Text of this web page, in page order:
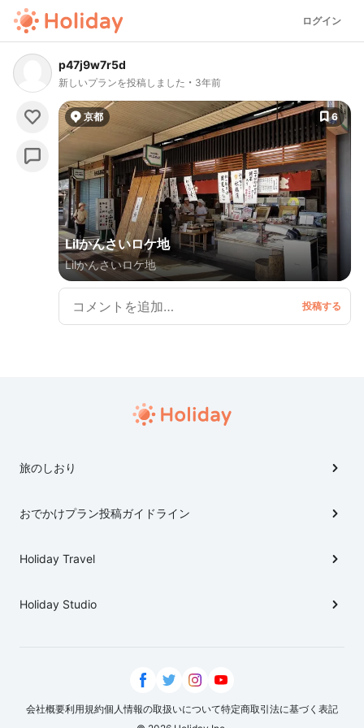
ログイン
p47j9w7r5d
新しいプランを投稿しました 3年前
京都 6
Lilかんさいロケ地
Lilかんさいロケ地
旅のしおり
おでかけプラン投稿ガイドライン
Holiday Travel
Holiday Studio
会社概要利用規約個人情報の取扱いについて特定商取引法に基づく表記